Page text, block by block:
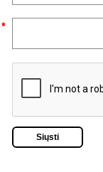
*